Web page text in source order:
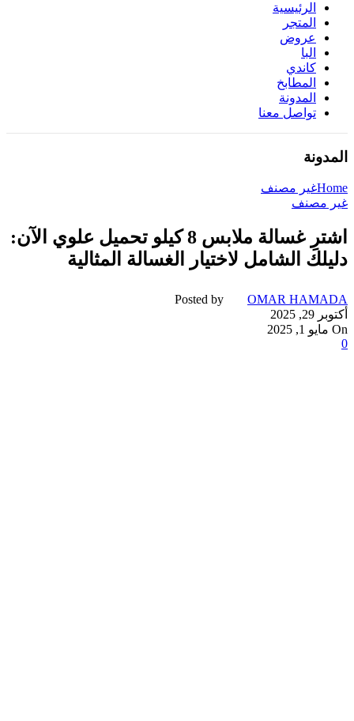
الرئيسية
المتجر
عروض
البا
كاندي
المطابخ
المدونة
تواصل معنا
المدونة
Homeغير مصنف
غير مصنف
اشترِ غسالة ملابس 8 كيلو تحميل علوي الآن:
دليلك الشامل لاختيار الغسالة المثالية
Posted by
OMAR HAMADA
أكتوبر 29, 2025
On مايو 1, 2025
0